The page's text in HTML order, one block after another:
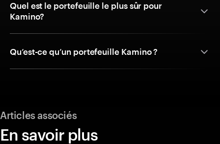
Quel est le portefeuille le plus sûr pour
Kamino?
Qu’est-ce qu’un portefeuille Kamino ?
Articles associés
En savoir plus